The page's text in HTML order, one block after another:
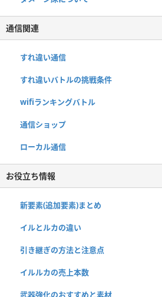
通信関連
すれ違い通信
すれ違いバトルの挑戦条件
wifiランキングバトル
通信ショップ
ローカル通信
お役立ち情報
新要素(追加要素)まとめ
イルとルカの違い
引き継ぎの方法と注意点
イルルカの売上本数
武器強化のおすすめと素材